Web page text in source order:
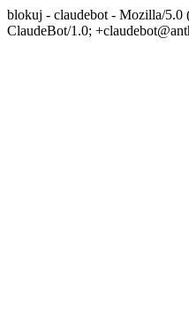
blokuj - claudebot - Mozilla/
ClaudeBot/1.0;